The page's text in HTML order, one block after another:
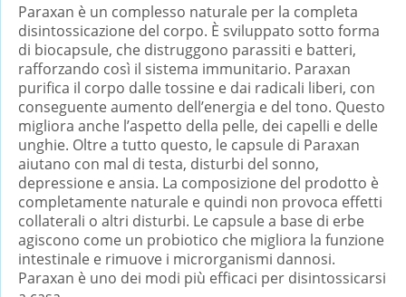
Paraxan è un complesso naturale per la completa
disintossicazione del corpo. È sviluppato sotto forma
di biocapsule, che distruggono parassiti e batteri,
rafforzando così il sistema immunitario. Paraxan
purifica il corpo dalle tossine e dai radicali liberi, con
conseguente aumento dell’energia e del tono. Questo
migliora anche l’aspetto della pelle, dei capelli e delle
unghie. Oltre a tutto questo, le capsule di Paraxan
aiutano con mal di testa, disturbi del sonno,
depressione e ansia. La composizione del prodotto è
completamente naturale e quindi non provoca effetti
collaterali o altri disturbi. Le capsule a base di erbe
agiscono come un probiotico che migliora la funzione
intestinale e rimuove i microrganismi dannosi.
Paraxan è uno dei modi più efficaci per disintossicarsi